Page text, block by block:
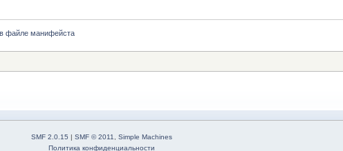
файле манифейста
SMF 2.0.15 |SMF © 2011 ,Simple Machines
Политика конфиденциальности